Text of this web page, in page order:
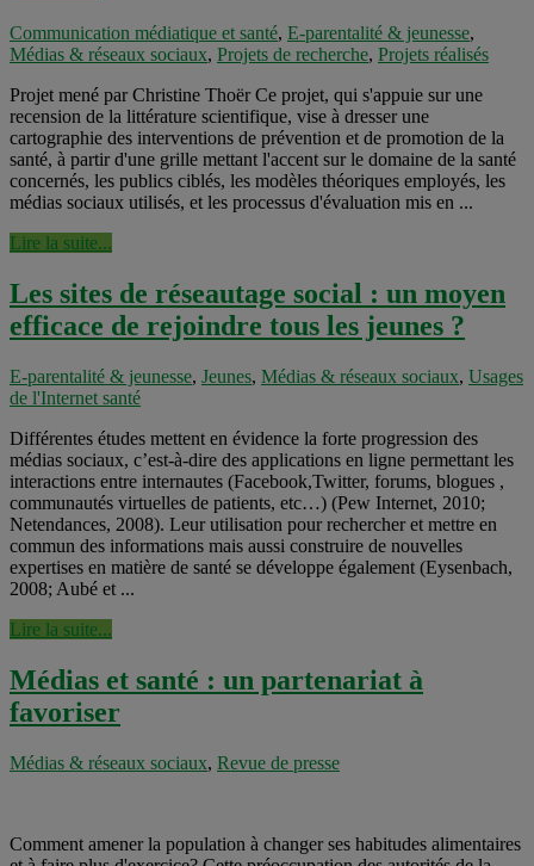
Communication médiatique et santé, E-parentalité & jeunesse,
Médias & réseaux sociaux, Projets de recherche, Projets réalisés
Projet mené par Christine Thoër Ce projet, qui s'appuie sur une
recension de la littérature scientifique, vise à dresser une
cartographie des interventions de prévention et de promotion de la
santé, à partir d'une grille mettant l'accent sur le domaine de la santé
concernés, les publics ciblés, les modèles théoriques employés, les
médias sociaux utilisés, et les processus d'évaluation mis en ...
Lire la suite...
Les sites de réseautage social : un moyen
efficace de rejoindre tous les jeunes ?
E-parentalité & jeunesse, Jeunes, Médias & réseaux sociaux, Usages
de l'Internet santé
Différentes études mettent en évidence la forte progression des
médias sociaux, c’est-à-dire des applications en ligne permettant les
interactions entre internautes (Facebook,Twitter, forums, blogues ,
communautés virtuelles de patients, etc…) (Pew Internet, 2010;
Netendances, 2008). Leur utilisation pour rechercher et mettre en
commun des informations mais aussi construire de nouvelles
expertises en matière de santé se développe également (Eysenbach,
2008; Aubé et ...
Lire la suite...
Médias et santé : un partenariat à
favoriser
Médias & réseaux sociaux, Revue de presse
Comment amener la population à changer ses habitudes alimentaires